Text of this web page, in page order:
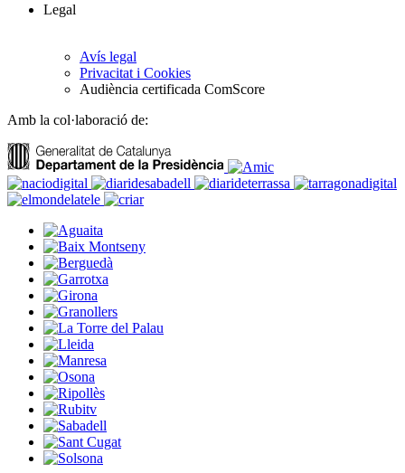
Legal
Avís legal
Privacitat i Cookies
Audiència certificada ComScore
Amb la col·laboració de: